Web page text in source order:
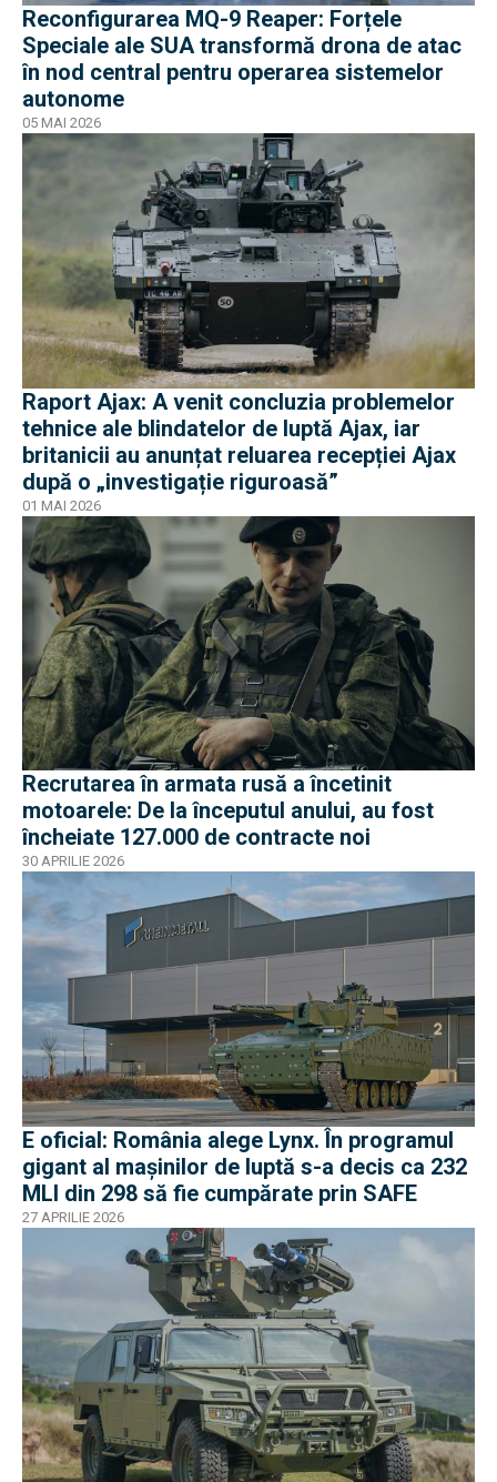
Reconfigurarea MQ-9 Reaper: Forțele
Speciale ale SUA transformă drona de atac
în nod central pentru operarea sistemelor
autonome
05 MAI 2026
Raport Ajax: A venit concluzia problemelor
tehnice ale blindatelor de luptă Ajax, iar
britanicii au anunțat reluarea recepției Ajax
după o „investigație riguroasă”
01 MAI 2026
Recrutarea în armata rusă a încetinit
motoarele: De la începutul anului, au fost
încheiate 127.000 de contracte noi
30 APRILIE 2026
E oficial: România alege Lynx. În programul
gigant al mașinilor de luptă s-a decis ca 232
MLI din 298 să fie cumpărate prin SAFE
27 APRILIE 2026